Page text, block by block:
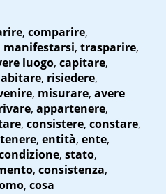
, comparire,
manifestarsi, trasparire,
luogo, capitare,
abitare, risiedere,
, misurare, avere
, appartenere,
, consistere, constare,
, entità, ente,
, stato,
, consistenza,
, cosa